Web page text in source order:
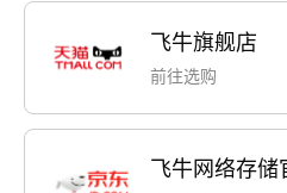
飞牛旗舰店
前往选购
飞牛网络存